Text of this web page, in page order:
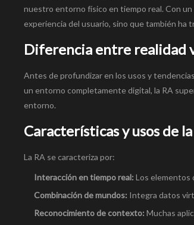
nuestro entorno físico en tiempo real. Con un
experiencia del usuario, sino que también ha
Diferencia entre realidad
Antes de profundizar en los usos y
un entorno completamente digital, la RA
entorno.
Características y usos de
La RA se caracteriza por:
Interacción en tiempo real: Los elementos
Combinación de mundos: Integra datos
Reconocimiento de contexto: Muchas